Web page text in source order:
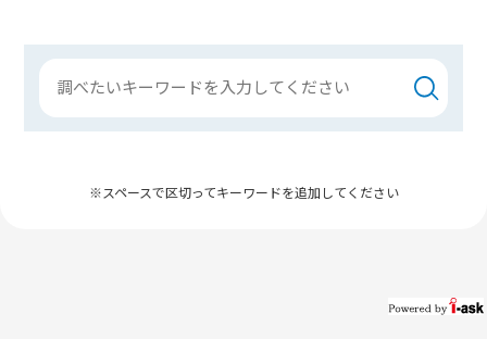
※スペースで区切ってキーワードを追加してください